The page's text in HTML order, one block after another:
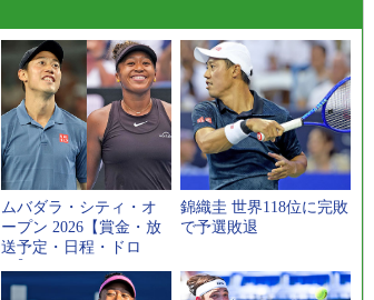
ムバダラ・シティ・オ
ープン 2026【賞金・放
送予定・日程・ドロ
ー】
錦織圭 世界118位に完敗
で予選敗退